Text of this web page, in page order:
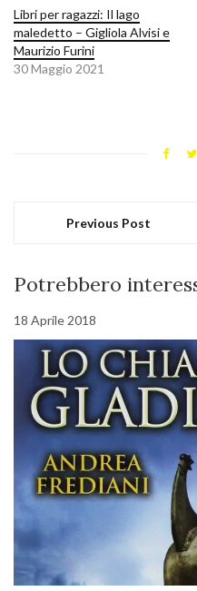
Libri per ragazzi: Il lago
maledetto – Gigliola Alvisi e
Maurizio Furini
30 Maggio 2021
Previous Post
Potrebbero
18 Aprile 2018